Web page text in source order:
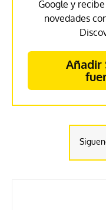
Google y
novedades
Añadir